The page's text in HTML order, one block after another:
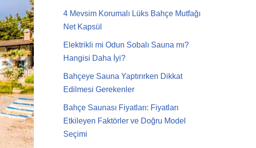
4 Mevsim Korumalı Lüks Bahçe Mutfağı
Net Kapsül
Elektrikli mi Odun Sobalı Sauna mı?
Hangisi Daha İyi?
Bahçeye Sauna Yaptırırken Dikkat
Edilmesi Gerekenler
Bahçe Saunası Fiyatları: Fiyatları
Etkileyen Faktörler ve Doğru Model
Seçimi